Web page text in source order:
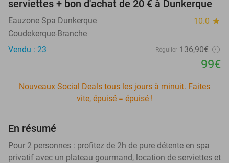
serviettes + bon d'achat de 20 € à Dunkerque
Eauzone Spa Dunkerque 10.0 star
Coudekerque-Branche
Vendu : 23
Régulier 136,90€
99€
Nouveaux Social Deals tous les jours à minuit. Faites
vite, épuisé = épuisé !
En résumé
Pour 2 personnes : profitez de 2h de pure détente en spa
privatif avec un plateau gourmand, location de serviettes et